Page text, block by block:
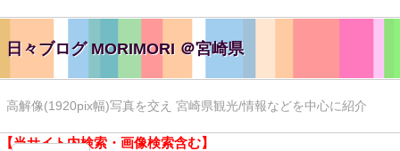
日々ブログ MORIMORI ＠宮崎県
高解像(1920pix幅)写真を交え 宮崎県観光/情報などを中心に紹介
【当サイト内検索・画像検索含む】